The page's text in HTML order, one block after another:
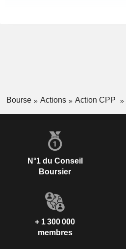
Bourse Actions Action CPP
N°1 du Conseil
Boursier
+ 1 300 000
membres